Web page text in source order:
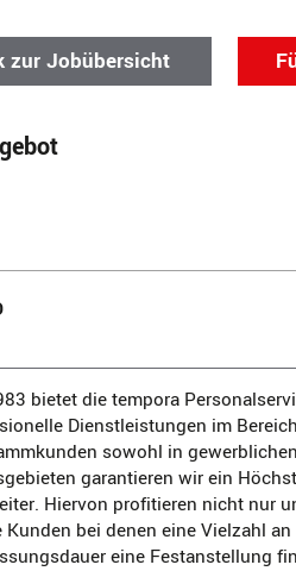
zur Jobübersicht
bietet die tempora
Dienstleistungen im
sowohl in
garantieren wir ein
Hiervon profitieren nicht nur
Kunden bei denen eine Vielzahl
eine Festanstellung